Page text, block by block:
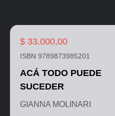
$ 33.000,00
ISBN 9789873985201
ACÁ TODO PUEDE
SUCEDER
GIANNA MOLINARI